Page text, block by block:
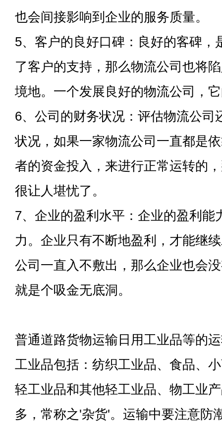
也会间接影响到企业的服务质量。
5、客户的良好口碑：良好的客碑，
了客户的支持，那么物流公司也将
境地。一个发展良好的物流公司，
6、公司的财务状况：评估物流公司
状况，如果一家物流公司一直都是
者的资金投入，来进行正常运转的
很让人堪忧了。
7、企业的盈利水平：企业的盈利能
力。企业只有不断地盈利，才能继
公司一直入不敷出，那么企业也会
就是个吸金无底洞。
普通道路货物运输日用工业品等的
工业品包括：纺织工业品、食品、
轻工业品和其他轻工业品、物工业
多，常称之'杂货'。运输中要注意防